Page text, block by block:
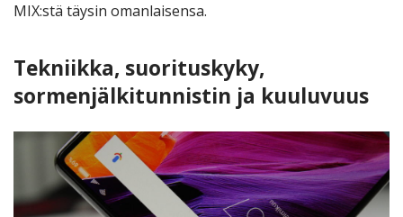
MIX:stä täysin omanlaisensa.
Tekniikka, suorituskyky,
sormenjälkitunnistin ja kuuluvuus